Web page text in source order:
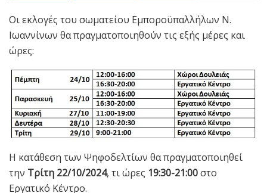
Οι εκλογές του σωματείου Εμποροϋπαλλήλων Ν.
Ιωαννίνων θα πραγματοποιηθούν τις εξής μέρες και
ώρες:
Η κατάθεση των Ψηφοδελτίων θα πραγματοποιηθεί
την Τρίτη 22/10/2024, τι ώρες 19:30-21:00στο
Εργατικό Κέντρο.